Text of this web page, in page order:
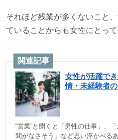
それほど残業が多くないこと
ていることからも女性にとっ
女性が活躍で
情・未経験者
“営業”と聞くと「男性の仕事」、
間がなさそう」など思い浮かべる